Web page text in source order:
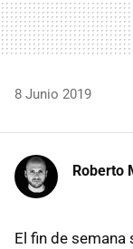
8 Junio 2019
Roberto
El fin de